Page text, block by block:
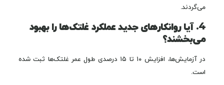
می‌گردند.
4. آیا روانکارهای جدید عملکرد غلتک‌ها را بهبود
می‌بخشند؟
در آزمایش‌ها، افزایش ۱۰ تا ۱۵ درصدی طول عمر غلتک‌ها ثبت شده
است.